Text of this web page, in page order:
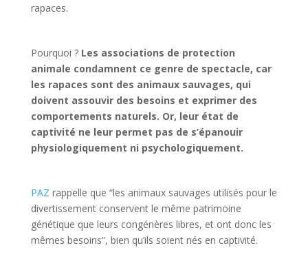
rapaces.
Pourquoi ?Les associations de protection
animale condamnent ce genre de spectacle, car
les rapaces sont des animaux sauvages, qui
doivent assouvir des besoins et exprimer des
comportements naturels. Or, leur état de
captivité ne leur permet pas de s’épanouir
physiologiquement ni psychologiquement.
PAZ rappelle que “les animaux sauvages utilisés pour le
divertissement conservent le même patrimoine
génétique que leurs congénères libres, et ont donc les
mêmes besoins”, bien qu’ils soient nés en captivité.